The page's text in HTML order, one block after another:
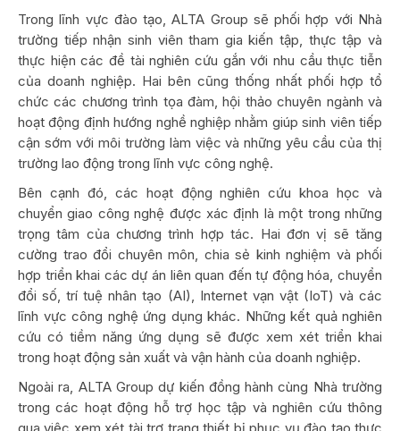
Trong lĩnh vực đào tạo, ALTA Group sẽ phối hợp với Nhà
trường tiếp nhận sinh viên tham gia kiến tập, thực tập và
thực hiện các đề tài nghiên cứu gắn với nhu cầu thực tiễn
của doanh nghiệp. Hai bên cũng thống nhất phối hợp tổ
chức các chương trình tọa đàm, hội thảo chuyên ngành và
hoạt động định hướng nghề nghiệp nhằm giúp sinh viên tiếp
cận sớm với môi trường làm việc và những yêu cầu của thị
trường lao động trong lĩnh vực công nghệ.
Bên cạnh đó, các hoạt động nghiên cứu khoa học và
chuyển giao công nghệ được xác định là một trong những
trọng tâm của chương trình hợp tác. Hai đơn vị sẽ tăng
cường trao đổi chuyên môn, chia sẻ kinh nghiệm và phối
hợp triển khai các dự án liên quan đến tự động hóa, chuyển
đổi số, trí tuệ nhân tạo (AI), Internet vạn vật (IoT) và các
lĩnh vực công nghệ ứng dụng khác. Những kết quả nghiên
cứu có tiềm năng ứng dụng sẽ được xem xét triển khai
trong hoạt động sản xuất và vận hành của doanh nghiệp.
Ngoài ra, ALTA Group dự kiến đồng hành cùng Nhà trường
trong các hoạt động hỗ trợ học tập và nghiên cứu thông